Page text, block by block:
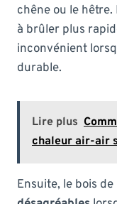
chêne ou le
à brûler plus
inconvénient
durable.
Lire plus
chaleur air-air
Ensuite, le bois